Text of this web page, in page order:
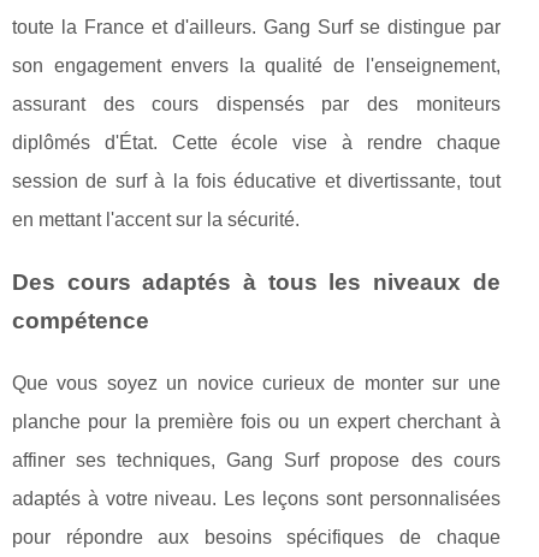
toute la France et d'ailleurs. Gang Surf se distingue par
son engagement envers la qualité de l'enseignement,
assurant des cours dispensés par des moniteurs
diplômés d'État. Cette école vise à rendre chaque
session de surf à la fois éducative et divertissante, tout
en mettant l'accent sur la sécurité.
Des cours adaptés à tous les niveaux de
compétence
Que vous soyez un novice curieux de monter sur une
planche pour la première fois ou un expert cherchant à
affiner ses techniques, Gang Surf propose des cours
adaptés à votre niveau. Les leçons sont personnalisées
pour répondre aux besoins spécifiques de chaque